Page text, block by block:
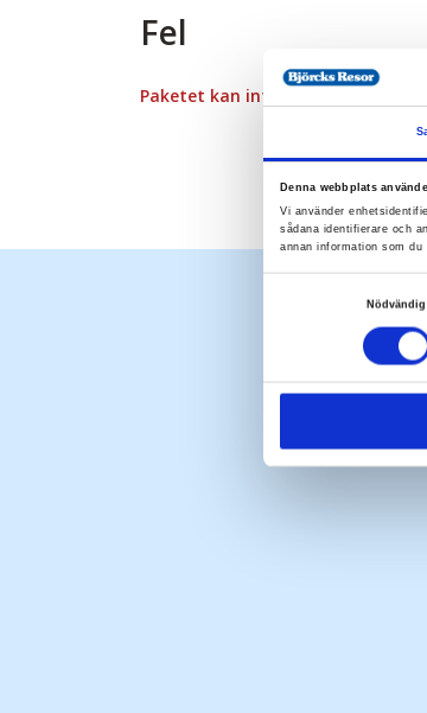
Denna webbplats
Vi använder
sådana identifierare och
annan information som
Nödvändig
Fel
Paketet kan inte bokas